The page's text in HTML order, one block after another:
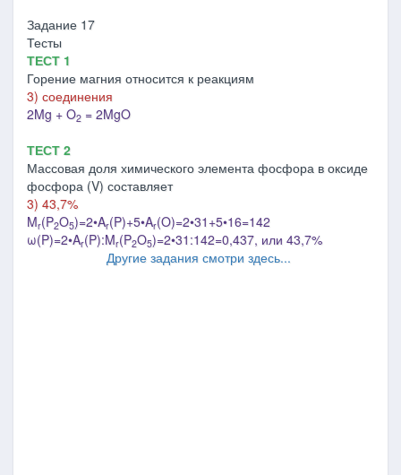
Задание 17
Тесты
ТЕСТ 1
Горение магния относится к реакциям
3) соединения
2Mg + O2 = 2MgO
ТЕСТ 2
Массовая доля химического элемента фосфора в оксиде
фосфора (V) составляет
3) 43,7%
Mr(P2O5)=2•Ar(P)+5•Ar(O)=2•31+5•16=142
ω(P)=2•Ar(P):Mr(P2O5)=2•31:142=0,437, или 43,7%
Другие задания смотри здесь...